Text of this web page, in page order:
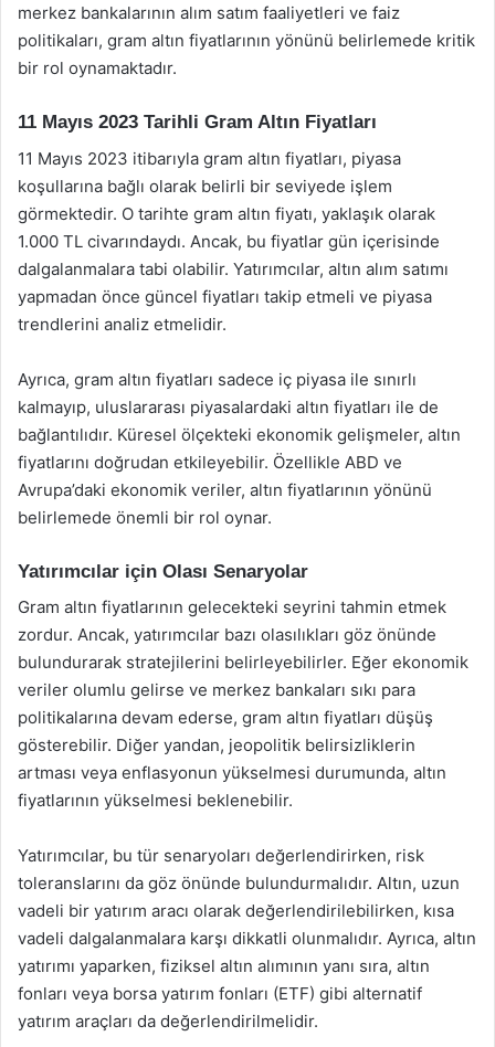
merkez bankalarının alım satım faaliyetleri ve faiz
politikaları, gram altın fiyatlarının yönünü belirlemede kritik
bir rol oynamaktadır.
11 Mayıs 2023 Tarihli Gram Altın Fiyatları
11 Mayıs 2023 itibarıyla gram altın fiyatları, piyasa
koşullarına bağlı olarak belirli bir seviyede işlem
görmektedir. O tarihte gram altın fiyatı, yaklaşık olarak
1.000 TL civarındaydı. Ancak, bu fiyatlar gün içerisinde
dalgalanmalara tabi olabilir. Yatırımcılar, altın alım satımı
yapmadan önce güncel fiyatları takip etmeli ve piyasa
trendlerini analiz etmelidir.
Ayrıca, gram altın fiyatları sadece iç piyasa ile sınırlı
kalmayıp, uluslararası piyasalardaki altın fiyatları ile de
bağlantılıdır. Küresel ölçekteki ekonomik gelişmeler, altın
fiyatlarını doğrudan etkileyebilir. Özellikle ABD ve
Avrupa’daki ekonomik veriler, altın fiyatlarının yönünü
belirlemede önemli bir rol oynar.
Yatırımcılar için Olası Senaryolar
Gram altın fiyatlarının gelecekteki seyrini tahmin etmek
zordur. Ancak, yatırımcılar bazı olasılıkları göz önünde
bulundurarak stratejilerini belirleyebilirler. Eğer ekonomik
veriler olumlu gelirse ve merkez bankaları sıkı para
politikalarına devam ederse, gram altın fiyatları düşüş
gösterebilir. Diğer yandan, jeopolitik belirsizliklerin
artması veya enflasyonun yükselmesi durumunda, altın
fiyatlarının yükselmesi beklenebilir.
Yatırımcılar, bu tür senaryoları değerlendirirken, risk
toleranslarını da göz önünde bulundurmalıdır. Altın, uzun
vadeli bir yatırım aracı olarak değerlendirilebilirken, kısa
vadeli dalgalanmalara karşı dikkatli olunmalıdır. Ayrıca, altın
yatırımı yaparken, fiziksel altın alımının yanı sıra, altın
fonları veya borsa yatırım fonları (ETF) gibi alternatif
yatırım araçları da değerlendirilmelidir.